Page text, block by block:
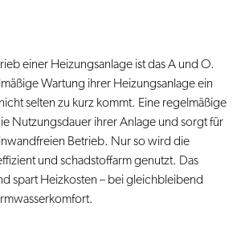
einer Heizungsanlage ist das A und O.
Wartung ihrer Heizungsanlage ein
selten zu kurz kommt. Eine regelmäßige
Nutzungsdauer ihrer Anlage und sorgt für
Betrieb. Nur so wird die
und schadstoffarm genutzt. Das
spart Heizkosten – bei gleichbleibend